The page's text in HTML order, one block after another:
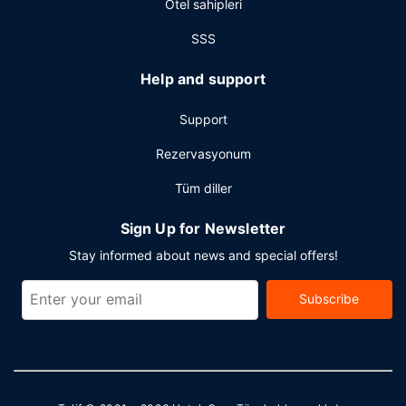
Ücretsiz otopark vardır.Otel sahipleri
SSS
Help and support
Support
Rezervasyonum
Tüm diller
Sign Up for Newsletter
Stay informed about news and special offers!
Subscribe